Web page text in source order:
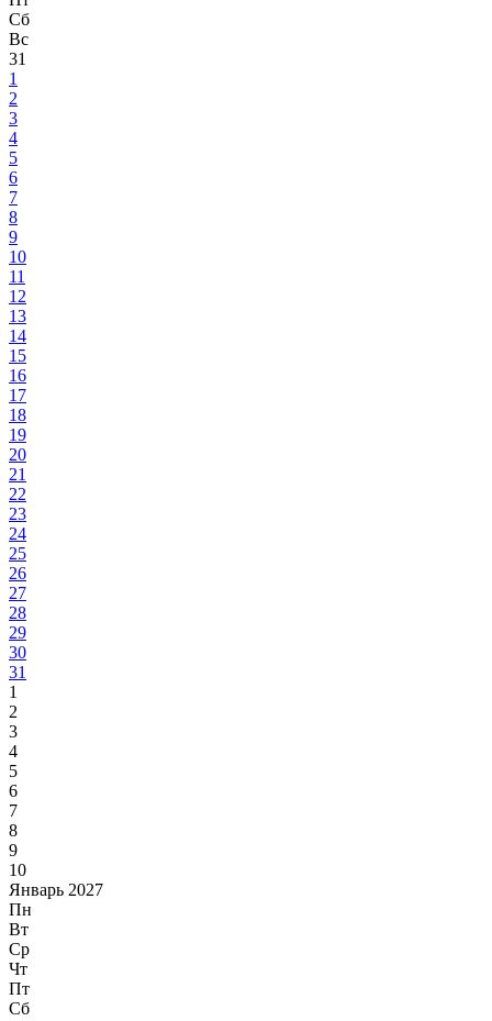
Сб
Вс
31
1
2
3
4
5
6
7
8
9
10
11
12
13
14
15
16
17
18
19
20
21
22
23
24
25
26
27
28
29
30
31
1
2
3
4
5
6
7
8
9
10
Январь 2027
Пн
Вт
Ср
Чт
Пт
Сб